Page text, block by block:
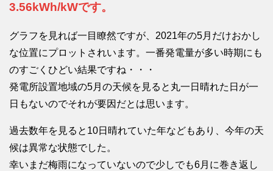
3.56kWh/kWです。
グラフを見れば一目瞭然ですが、2021年の5月だけおかし
な位置にプロットされいます。一番発電量が多い時期にも
のすごくひどい結果ですね・・・
発電所設置地域の5月の天候を見ると丸一日晴れた日が一
日もないのでそれが要因だとは思います。
過去数年を見ると10日晴れていた年などもあり、今年の天
候は異常な状態でした。
幸いまだ梅雨になっていないので少しでも6月に巻き返し